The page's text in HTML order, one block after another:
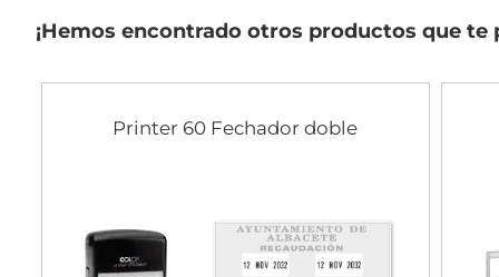
¡Hemos encontrado otros productos que te
Printer 60 Fechador doble